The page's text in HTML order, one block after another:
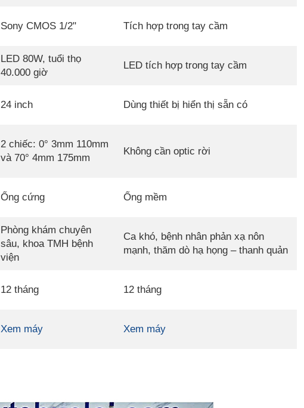
Sony CMOS 1/2" Tích hợp trong tay cầm
LED 80W, tuổi thọ
40.000 giờ
LED tích hợp trong tay cầm
24 inch Dùng thiết bị hiển thị sẵn có
2 chiếc: 0° 3mm 110mm
và 70° 4mm 175mm
Không cần optic rời
Ống cứng Ống mềm
Phòng khám chuyên
sâu, khoa TMH bệnh
viện
Ca khó, bệnh nhân phản xạ nôn
mạnh, thăm dò hạ họng – thanh quản
12 tháng 12 tháng
Xem máy Xem máy